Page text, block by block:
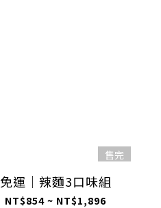
售完
免運｜辣麵3口味組
NT$854 ~ NT$1,896